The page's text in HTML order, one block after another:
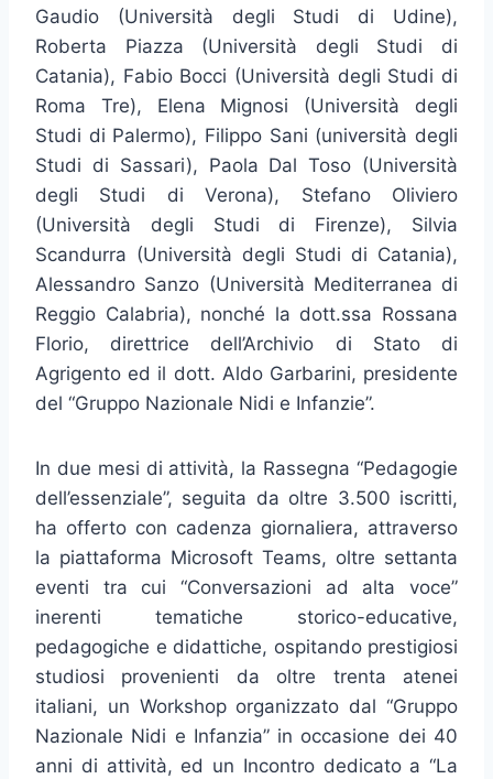
Gaudio (Università degli Studi di Udine),
Roberta Piazza (Università degli Studi di
Catania), Fabio Bocci (Università degli Studi di
Roma Tre), Elena Mignosi (Università degli
Studi di Palermo), Filippo Sani (università degli
Studi di Sassari), Paola Dal Toso (Università
degli Studi di Verona), Stefano Oliviero
(Università degli Studi di Firenze), Silvia
Scandurra (Università degli Studi di Catania),
Alessandro Sanzo (Università Mediterranea di
Reggio Calabria), nonché la dott.ssa Rossana
Florio, direttrice dell’Archivio di Stato di
Agrigento ed il dott. Aldo Garbarini, presidente
del “Gruppo Nazionale Nidi e Infanzie”.
In due mesi di attività, la Rassegna “Pedagogie
dell’essenziale”, seguita da oltre 3.500 iscritti,
ha offerto con cadenza giornaliera, attraverso
la piattaforma Microsoft Teams, oltre settanta
eventi tra cui “Conversazioni ad alta voce”
inerenti tematiche storico-educative,
pedagogiche e didattiche, ospitando prestigiosi
studiosi provenienti da oltre trenta atenei
italiani, un Workshop organizzato dal “Gruppo
Nazionale Nidi e Infanzia” in occasione dei 40
anni di attività, ed un Incontro dedicato a “La